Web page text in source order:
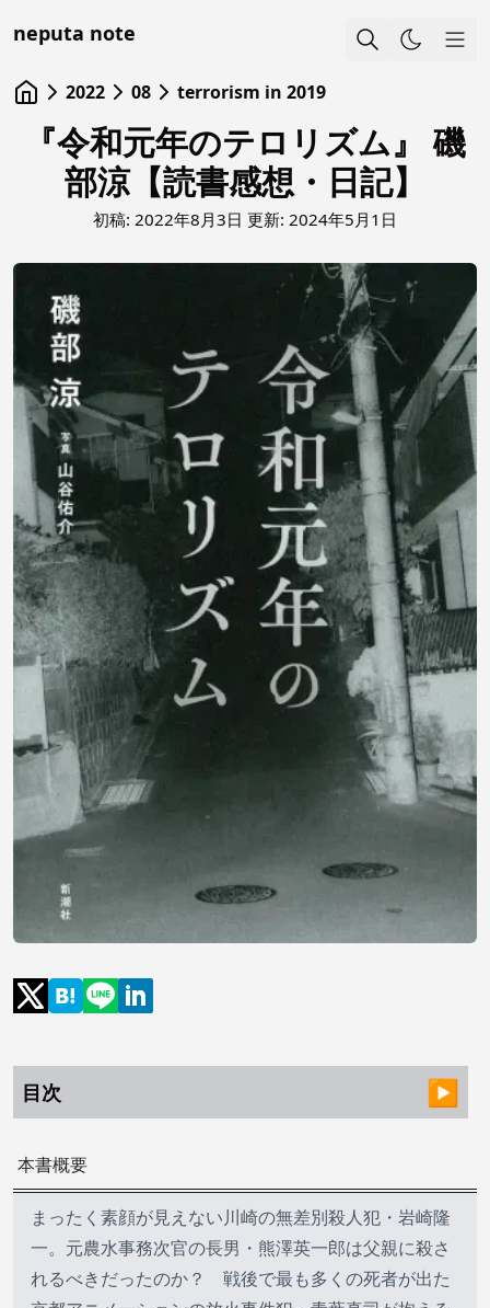
neputa note
2022
08 terrorism in 2019
『令和元年のテロリズム』 磯
部涼【読書感想・日記】
初稿: 2022年8月3日 更新: 2024年5月1日
目次
本書概要
まったく素顔が見えない川崎の無差別殺人犯・岩崎隆
一。元農水事務次官の長男・熊澤英一郎は父親に殺さ
れるべきだったのか？ 戦後で最も多くの死者が出た